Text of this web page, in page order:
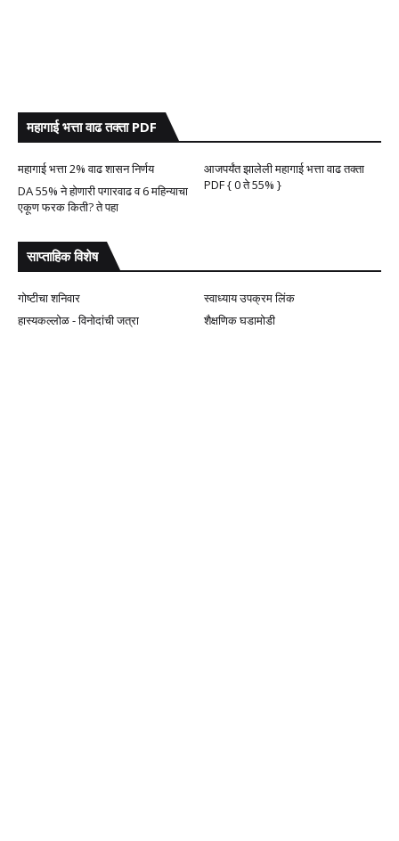
महागाई भत्ता वाढ तक्ता PDF
महागाई भत्ता 2% वाढ शासन निर्णय
आजपर्यंत झालेली महागाई भत्ता वाढ तक्ता
PDF { 0 ते 55% }
DA 55% ने होणारी पगारवाढ व 6 महिन्याचा
एकूण फरक किती? ते पहा
साप्ताहिक विशेष
गोष्टीचा शनिवार
स्वाध्याय उपक्रम लिंक
हास्यकल्लोळ - विनोदांची जत्रा
शैक्षणिक घडामोडी